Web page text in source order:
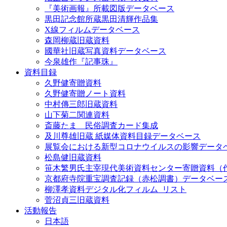
『美術画報』所載図版データベース
黒田記念館所蔵黒田清輝作品集
X線フィルムデータベース
森岡柳蔵旧蔵資料
國華社旧蔵写真資料データベース
今泉雄作『記事珠』
資料目録
久野健寄贈資料
久野健寄贈ノート資料
中村傳三郎旧蔵資料
山下菊二関連資料
斎藤たま 民俗調査カード集成
及川尊雄旧蔵 紙媒体資料目録データベース
展覧会における新型コロナウイルスの影響データ
松島健旧蔵資料
笹木繁男氏主宰現代美術資料センター寄贈資料（
京都府寺院重宝調査記録（赤松調書）データベー
柳澤孝資料デジタル化フィルム_リスト
菅沼貞三旧蔵資料
活動報告
日本語